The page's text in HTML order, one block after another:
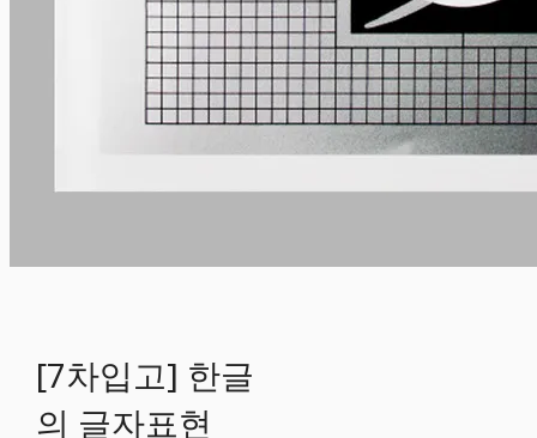
[7차입고] 한글
의 글자표현